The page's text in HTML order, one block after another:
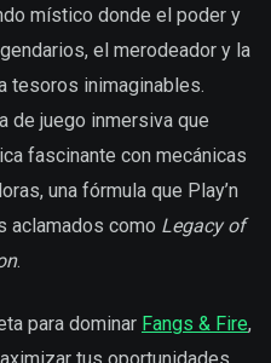
místico donde el poder y
el merodeador y la
tesoros inimaginables.
de juego inmersiva que
fascinante con mecánicas
una fórmula que Play’n
aclamados como Legacy of
.
para dominar Fangs & Fire,